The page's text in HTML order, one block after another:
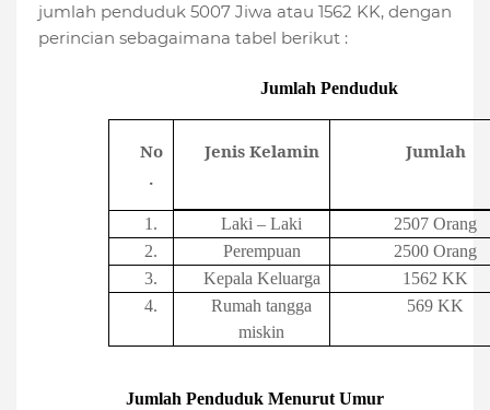
jumlah penduduk 5007 Jiwa atau 1562 KK, dengan
perincian sebagaimana tabel berikut :
Jumlah Penduduk
No
.
Jenis Kelamin Jumlah
1. Laki – Laki
2507 Orang
2.
Perempuan
2500 Orang
3.
Kepala Keluarga
1562 KK
4.
Rumah tangga
miskin
569 KK
Jumlah Penduduk Menurut Umur